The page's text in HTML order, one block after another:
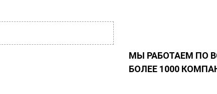
МЫ РАБОТАЕМ ПО
БОЛЕЕ 1000